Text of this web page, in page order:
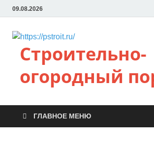
09.08.2026
Строительно-
огородный
ГЛАВНОЕ МЕНЮ